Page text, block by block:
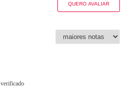
QUERO AVALIAR